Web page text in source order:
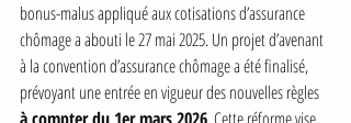
bonus-malus appliqué aux cotisations d’assurance
chômage a abouti le 27 mai 2025. Un projet d’avenant
à la convention d’assurance chômage a été finalisé,
prévoyant une entrée en vigueur des nouvelles règles